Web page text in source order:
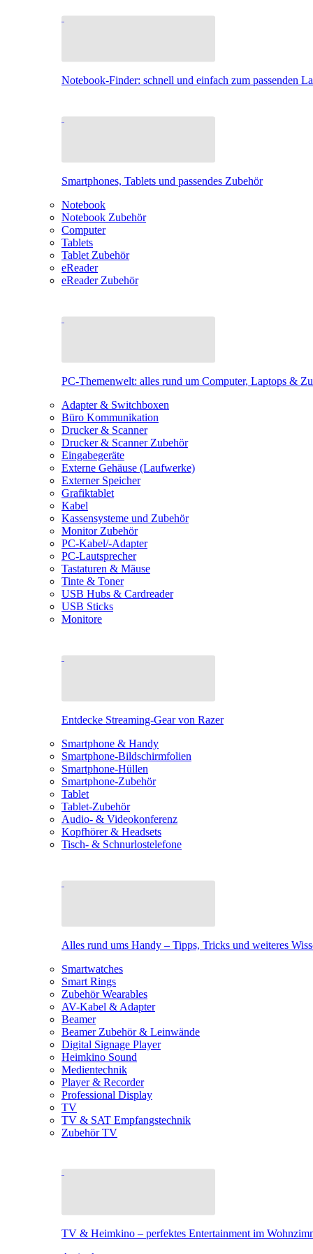
Notebook-Finder: schnell und einfach zum passenden
Smartphones, Tablets und passendes Zubehör
Notebook
Notebook Zubehör
Computer
Tablets
Tablet Zubehör
eReader
eReader Zubehör
PC-Themenwelt: alles rund um Computer, Laptops &
Adapter & Switchboxen
Büro Kommunikation
Drucker & Scanner
Drucker & Scanner Zubehör
Eingabegeräte
Externe Gehäuse (Laufwerke)
Externer Speicher
Grafiktablet
Kabel
Kassensysteme und Zubehör
Monitor Zubehör
PC-Kabel/-Adapter
PC-Lautsprecher
Tastaturen & Mäuse
Tinte & Toner
USB Hubs & Cardreader
USB Sticks
Monitore
Entdecke Streaming-Gear von Razer
Smartphone & Handy
Smartphone-Bildschirmfolien
Smartphone-Hüllen
Smartphone-Zubehör
Tablet
Tablet-Zubehör
Audio- & Videokonferenz
Kopfhörer & Headsets
Tisch- & Schnurlostelefone
Alles rund ums Handy – Tipps, Tricks und weiteres
Smartwatches
Smart Rings
Zubehör Wearables
AV-Kabel & Adapter
Beamer
Beamer Zubehör & Leinwände
Digital Signage Player
Heimkino Sound
Medientechnik
Player & Recorder
Professional Display
TV
TV & SAT Empfangstechnik
Zubehör TV
TV & Heimkino – perfektes Entertainment im